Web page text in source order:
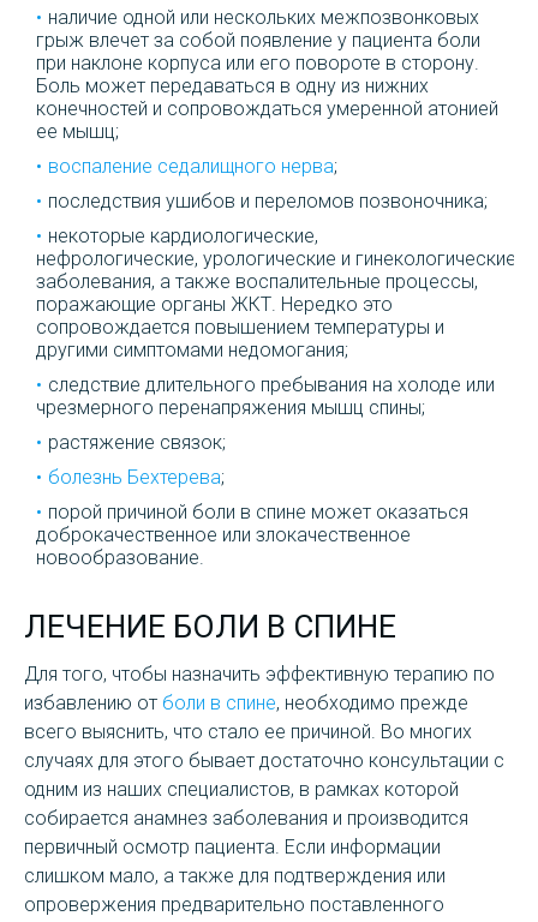
наличие одной или нескольких межпозвонковых
грыж влечет за собой появление у пациента боли
при наклоне корпуса или его повороте в сторону.
Боль может передаваться в одну из нижних
конечностей и сопровождаться умеренной атонией
ее мышц;
воспаление седалищного нерва;
последствия ушибов и переломов позвоночника;
некоторые кардиологические,
нефрологические, урологические и гинекологические
заболевания, а также воспалительные процессы,
поражающие органы ЖКТ. Нередко это
сопровождается повышением температуры и
другими симптомами недомогания;
следствие длительного пребывания на холоде или
чрезмерного перенапряжения мышц спины;
растяжение связок;
болезнь Бехтерева;
порой причиной боли в спине может оказаться
доброкачественное или злокачественное
новообразование.
ЛЕЧЕНИЕ БОЛИ В СПИНЕ
Для того, чтобы назначить эффективную терапию по
избавлению от боли в спине, необходимо прежде
всего выяснить, что стало ее причиной. Во многих
случаях для этого бывает достаточно консультации с
одним из наших специалистов, в рамках которой
собирается анамнез заболевания и производится
первичный осмотр пациента. Если информации
слишком мало, а также для подтверждения или
опровержения предварительно поставленного